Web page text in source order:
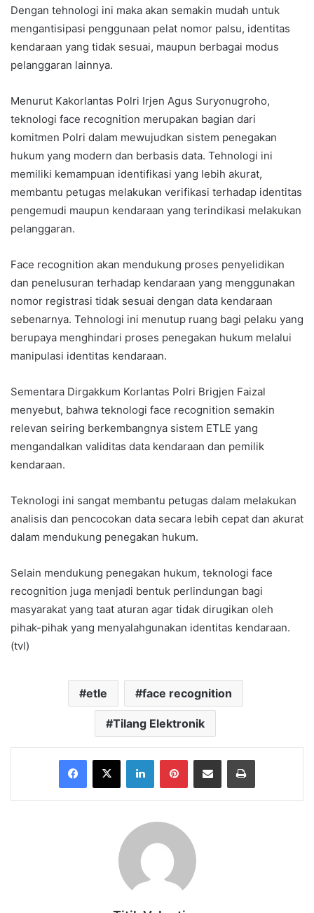
Dengan tehnologi ini maka akan semakin mudah untuk
mengantisipasi penggunaan pelat nomor palsu, identitas
kendaraan yang tidak sesuai, maupun berbagai modus
pelanggaran lainnya.
Menurut Kakorlantas Polri Irjen Agus Suryonugroho,
teknologi face recognition merupakan bagian dari
komitmen Polri dalam mewujudkan sistem penegakan
hukum yang modern dan berbasis data. Tehnologi ini
memiliki kemampuan identifikasi yang lebih akurat,
membantu petugas melakukan verifikasi terhadap identitas
pengemudi maupun kendaraan yang terindikasi melakukan
pelanggaran.
Face recognition akan mendukung proses penyelidikan
dan penelusuran terhadap kendaraan yang menggunakan
nomor registrasi tidak sesuai dengan data kendaraan
sebenarnya. Tehnologi ini menutup ruang bagi pelaku yang
berupaya menghindari proses penegakan hukum melalui
manipulasi identitas kendaraan.
Sementara Dirgakkum Korlantas Polri Brigjen Faizal
menyebut, bahwa teknologi face recognition semakin
relevan seiring berkembangnya sistem ETLE yang
mengandalkan validitas data kendaraan dan pemilik
kendaraan.
Teknologi ini sangat membantu petugas dalam melakukan
analisis dan pencocokan data secara lebih cepat dan akurat
dalam mendukung penegakan hukum.
Selain mendukung penegakan hukum, teknologi face
recognition juga menjadi bentuk perlindungan bagi
masyarakat yang taat aturan agar tidak dirugikan oleh
pihak-pihak yang menyalahgunakan identitas kendaraan.
(tvl)
etle face recognition
Tilang Elektronik
Facebook
X LinkedInPinterestShare via Email Print